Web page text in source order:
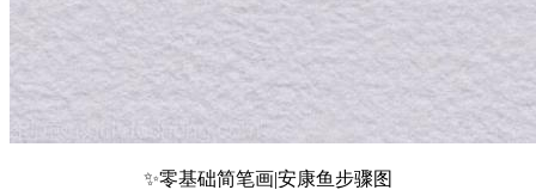
✨零基础简笔画|安康鱼步骤图